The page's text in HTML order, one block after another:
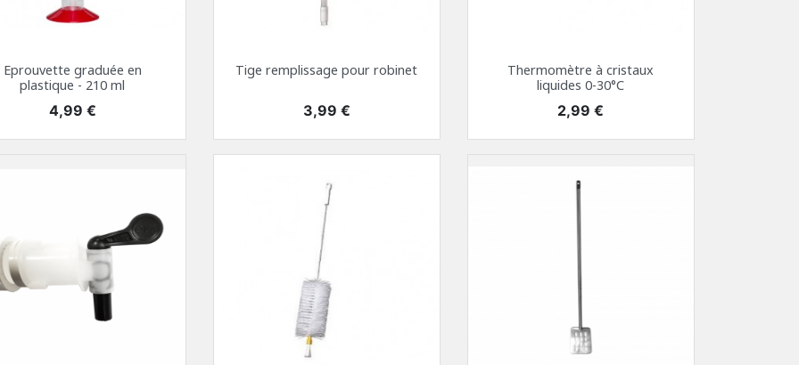
Eprouvette graduée en
plastique - 210 ml
Prix
4,99 €
Tige remplissage pour robinet
Prix
3,99 €
Thermomètre à cristaux
liquides 0-30°C
Prix
2,99 €